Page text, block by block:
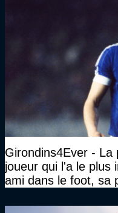
Girondins4Ever - La
joueur qui l'a le plus
ami dans le foot, sa